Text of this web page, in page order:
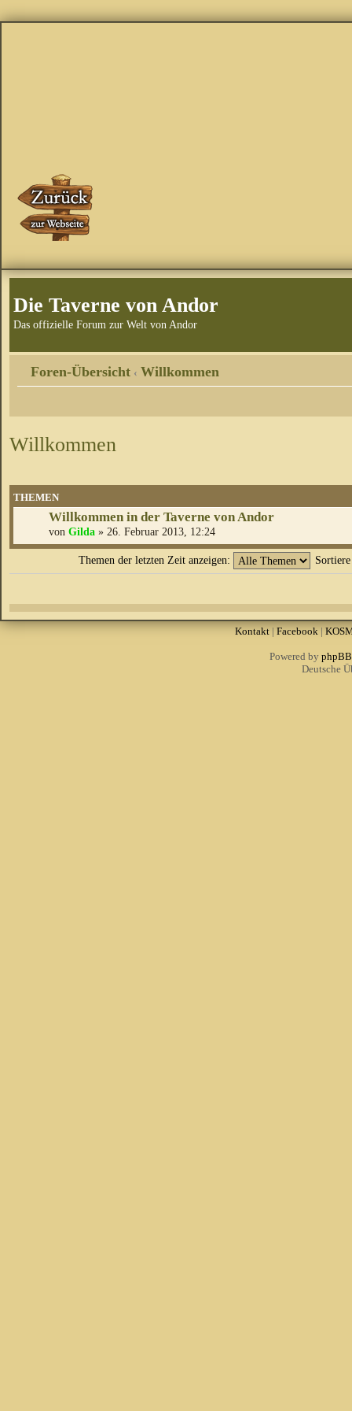
Die Taverne von Andor
Das offizielle Forum zur Welt von Andor
Foren-Übersicht ‹ Willkommen
Willkommen
THEMEN
Willkommen in der Taverne von Andor
von Gilda » 26. Februar 2013, 12:24
Themen der letzten Zeit anzeigen:
Kontakt| Facebook|
Powered by phpBB
Deutsche